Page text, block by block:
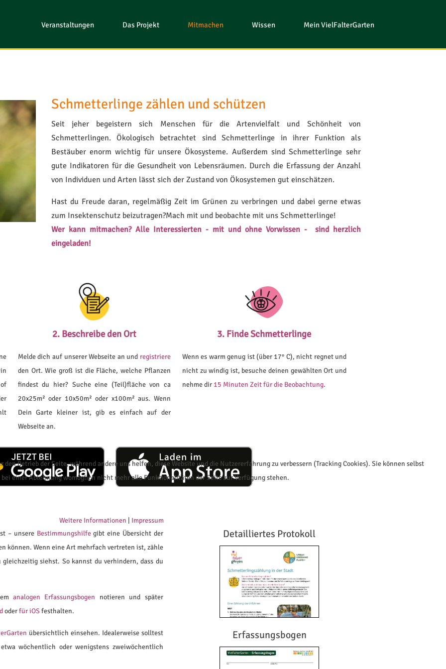
Veranstaltungen Das Projekt Mitmachen Wissen Mein VielFalterGarten
Schmetterlinge zählen und schützen
Seit jeher begeistern sich Menschen für die Artenvielfalt und Schönheit von
Schmetterlingen. Ökologisch betrachtet sind Schmetterlinge in ihrer Funktion als
Bestäuber enorm wichtig für unsere Ökosysteme. Außerdem sind Schmetterlinge sehr
gute Indikatoren für die Gesundheit von Lebensräumen. Durch die Erfassung der Anzahl
von Individuen und Arten lässt sich der Zustand von Ökosystemen gut einschätzen.
Hast du Freude daran, regelmäßig Zeit im Grünen zu verbringen und dabei gerne etwas
zum Insektenschutz beizutragen?Mach mit und beobachte mit uns Schmetterlinge!
Wer kann mitmachen? Alle Interessierten - mit und ohne Vorwissen - sind herzlich
eingeladen!
2. Beschreibe den Ort
Melde dich auf unserer Webseite an und registriere
den Ort. Wie groß ist die Fläche, welche Pflanzen
findest du hier? Suche eine (Teil)fläche von ca
20x25m² oder 10x50m² oder x100m² aus. Wenn
Dein Garte kleiner ist, gib es einfach auf der
Webseite an.
3. Finde Schmetterlinge
Wenn es warm genug ist (über 17° C), nicht regnet und
nicht zu windig ist, besuche deinen gewählten Ort und
nehme dir 15 Minuten Zeit für die Beobachtung.
– unsere Bestimmungshilfegibt eine Übersicht der
können. Wenn eine Art mehrfach vertreten ist, zähle
siehst. So kannst du verhindern, dass du
analogen Erfassungsbogen notieren und später
oderfür iOSfesthalten.
übersichtlich einsehen. Idealerweise solltest
wöchentlich oder wenigstens zweiwöchentlich
Detailliertes Protokoll
Erfassungsbogen
Betrieb der Seite, während andere uns helfen, diese Website und die Nutzererfahrung zu verbessern (Tracking Cookies). Sie können selbst
einer Ablehnung womöglich nicht mehr alle Funktionalitäten der Seite zur Verfügung stehen.
Weitere Informationen Impressum